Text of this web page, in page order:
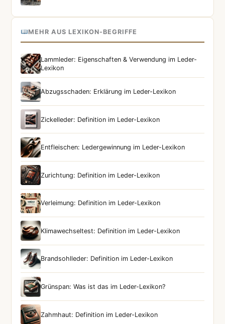
MEHR AUS LEXIKON-BEGRIFFE
Lammleder: Eigenschaften & Verwendung im Leder-
Lexikon
Abzugsschaden: Erklärung im Leder-Lexikon
Zickelleder: Definition im Leder-Lexikon
Entfleischen: Ledergewinnung im Leder-Lexikon
Zurichtung: Definition im Leder-Lexikon
Verleimung: Definition im Leder-Lexikon
Klimawechseltest: Definition im Leder-Lexikon
Brandsohlleder: Definition im Leder-Lexikon
Grünspan: Was ist das im Leder-Lexikon?
Zahmhaut: Definition im Leder-Lexikon